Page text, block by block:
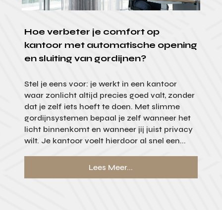
Hoe verbeter je comfort op
kantoor met automatische opening
en sluiting van gordijnen?
Stel je eens voor: je werkt in een kantoor
waar zonlicht altijd precies goed valt, zonder
dat je zelf iets hoeft te doen. Met slimme
gordijnsystemen bepaal je zelf wanneer het
licht binnenkomt en wanneer jij juist privacy
wilt. Je kantoor voelt hierdoor al snel een...
Lees Meer...